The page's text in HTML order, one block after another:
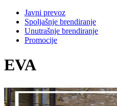
Javni prevoz
Spoljašnje brendiranje
Unutrašnje brendiranje
Promocije
EVA